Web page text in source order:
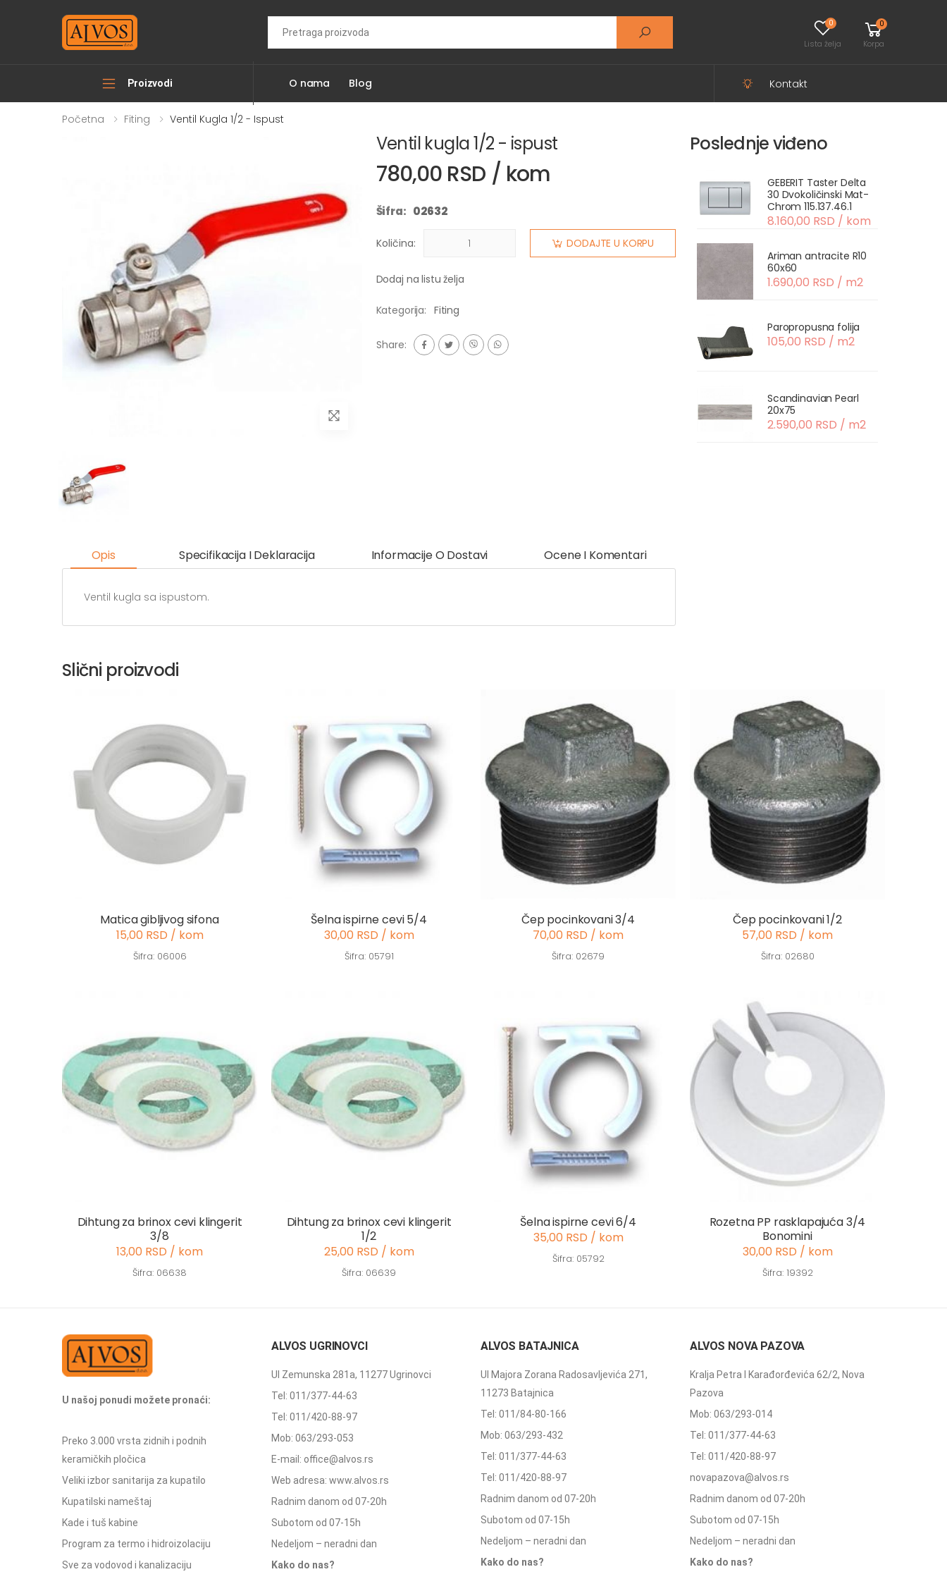
0
Lista želja
0
Korpa
Proizvodi O nama Blog Kontakt
Početna Fiting Ventil Kugla 1/2 - Ispust
Ventil kugla 1/2 - ispust
780,00 RSD / kom
Šifra: 02632
Količina: DODAJTE U KORPU
Dodaj na listu želja
Kategorija: Fiting
Share:
Opis Specifikacija I Deklaracija Informacije O Dostavi Ocene I Komentari
Ventil kugla sa ispustom.
Poslednje viđeno
GEBERIT Taster Delta
30 Dvokoličinski Mat-
Chrom 115.137.46.1
8.160,00 RSD / kom
Ariman antracite R10
60x60
1.690,00 RSD / m2
Paropropusna folija
105,00 RSD / m2
Scandinavian Pearl
20x75
2.590,00 RSD / m2
Slični proizvodi
Matica gibljivog sifona
15,00 RSD / kom
Šifra: 06006
Šelna ispirne cevi 5/4
30,00 RSD / kom
Šifra: 05791
Čep pocinkovani 3/4
70,00 RSD / kom
Šifra: 02679
Čep pocinkovani 1/2
57,00 RSD / kom
Šifra: 02680
Dihtung za brinox cevi klingerit
3/8
13,00 RSD / kom
Šifra: 06638
Dihtung za brinox cevi klingerit
1/2
25,00 RSD / kom
Šifra: 06639
Šelna ispirne cevi 6/4
35,00 RSD / kom
Šifra: 05792
Rozetna PP rasklapajuća 3/4
Bonomini
30,00 RSD / kom
Šifra: 19392
U našoj ponudi možete pronaći:
Preko 3.000 vrsta zidnih i podnih
keramičkih pločica
Veliki izbor sanitarija za kupatilo
Kupatilski nameštaj
Kade i tuš kabine
Program za termo i hidroizolaciju
Sve za vodovod i kanalizaciju
ALVOS UGRINOVCI
Ul Zemunska 281a, 11277 Ugrinovci
Tel: 011/377-44-63
Tel: 011/420-88-97
Mob: 063/293-053
E-mail: office@alvos.rs
Web adresa: www.alvos.rs
Radnim danom od 07-20h
Subotom od 07-15h
Nedeljom – neradni dan
Kako do nas?
ALVOS BATAJNICA
Ul Majora Zorana Radosavljevića 271,
11273 Batajnica
Tel: 011/84-80-166
Mob: 063/293-432
Tel: 011/377-44-63
Tel: 011/420-88-97
Radnim danom od 07-20h
Subotom od 07-15h
Nedeljom – neradni dan
Kako do nas?
ALVOS NOVA PAZOVA
Kralja Petra I Karađorđevića 62/2, Nova
Pazova
Mob: 063/293-014
Tel: 011/377-44-63
Tel: 011/420-88-97
novapazova@alvos.rs
Radnim danom od 07-20h
Subotom od 07-15h
Nedeljom – neradni dan
Kako do nas?